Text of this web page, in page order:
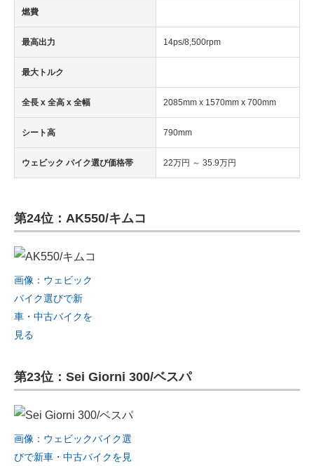
燃費
最高出力 14ps/8,500rpm
最大トルク
全長 x 全高 x 全幅 2085mm x 1570mm x 700mm
シート高 790mm
ウェビック バイク選び価格帯 22万円 ～ 35.9万円
第24位：AK550/キムコ
画像：ウェビック
バイク選びで新
車・中古バイクを
見る
第23位：Sei Giorni 300/ベスパ
画像：ウェビックバイク選
びで新車・中古バイクを見